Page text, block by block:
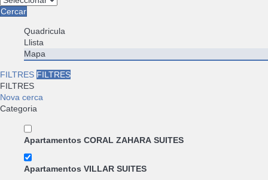
Cercar
Quadricula
Llista
Mapa
FILTRES FILTRES
FILTRES
Nova cerca
Categoria
Apartamentos CORAL ZAHARA SUITES
Apartamentos VILLAR SUITES